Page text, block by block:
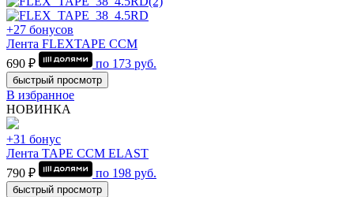
+27 бонусов
Лента FLEXTAPE CCM
690 ₽
по 173 руб.
быстрый просмотр
В избранное
НОВИНКА
+31 бонус
Лента TAPE CCM ELAST
790 ₽
по 198 руб.
быстрый просмотр